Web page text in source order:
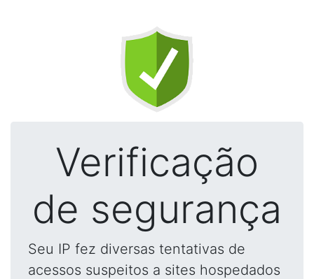
Verificação
de segurança
Seu IP fez diversas tentativas de
acessos suspeitos a sites hospedados